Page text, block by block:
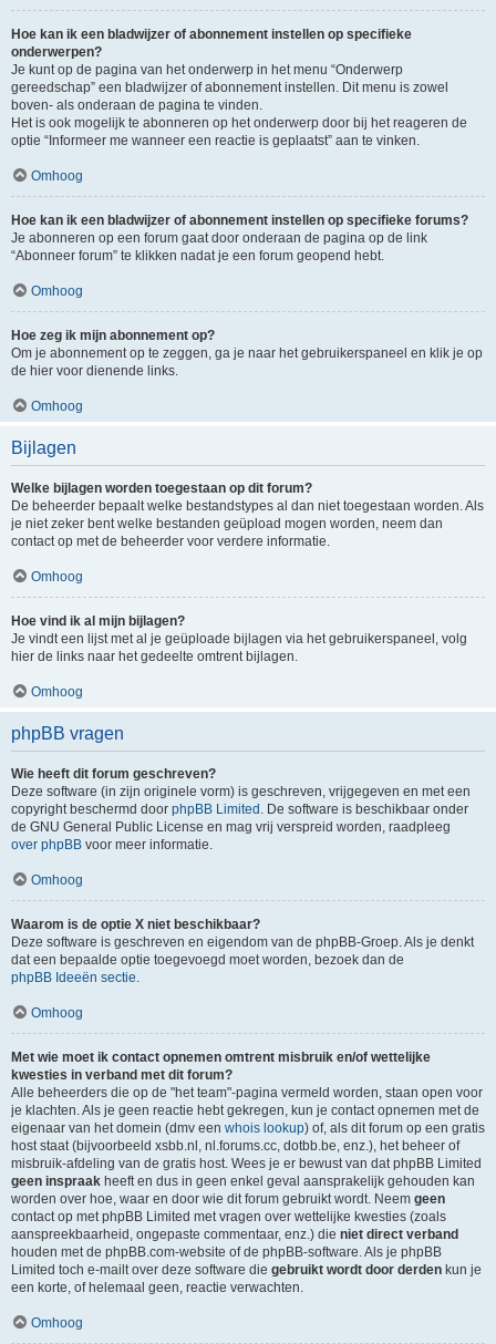
Hoe kan ik een bladwijzer of abonnement instellen op specifieke
onderwerpen?
Je kunt op de pagina van het onderwerp in het menu “Onderwerp
gereedschap” een bladwijzer of abonnement instellen. Dit menu is zowel
boven- als onderaan de pagina te vinden.
Het is ook mogelijk te abonneren op het onderwerp door bij het reageren de
optie “Informeer me wanneer een reactie is geplaatst” aan te vinken.
Omhoog
Hoe kan ik een bladwijzer of abonnement instellen op specifieke forums?
Je abonneren op een forum gaat door onderaan de pagina op de link
“Abonneer forum” te klikken nadat je een forum geopend hebt.
Omhoog
Hoe zeg ik mijn abonnement op?
Om je abonnement op te zeggen, ga je naar het gebruikerspaneel en klik je op
de hier voor dienende links.
Omhoog
Bijlagen
Welke bijlagen worden toegestaan op dit forum?
De beheerder bepaalt welke bestandstypes al dan niet toegestaan worden. Als
je niet zeker bent welke bestanden geüpload mogen worden, neem dan
contact op met de beheerder voor verdere informatie.
Omhoog
Hoe vind ik al mijn bijlagen?
Je vindt een lijst met al je geüploade bijlagen via het gebruikerspaneel, volg
hier de links naar het gedeelte omtrent bijlagen.
Omhoog
phpBB vragen
Wie heeft dit forum geschreven?
Deze software (in zijn originele vorm) is geschreven, vrijgegeven en met een
copyright beschermd door phpBB Limited . De software is beschikbaar onder
de GNU General Public License en mag vrij verspreid worden, raadpleeg
over phpBB voor meer informatie.
Omhoog
Waarom is de optie X niet beschikbaar?
Deze software is geschreven en eigendom van de phpBB-Groep. Als je denkt
dat een bepaalde optie toegevoegd moet worden, bezoek dan de
phpBB Ideeën sectie.
Omhoog
Met wie moet ik contact opnemen omtrent misbruik en/of wettelijke
kwesties in verband met dit forum?
Alle beheerders die op de "het team"-pagina vermeld worden, staan open voor
je klachten. Als je geen reactie hebt gekregen, kun je contact opnemen met de
eigenaar van het domein (dmv een whois lookup) of, als dit forum op een gratis
host staat (bijvoorbeeld xsbb.nl, nl.forums.cc, dotbb.be, enz.), het beheer of
misbruik-afdeling van de gratis host. Wees je er bewust van dat phpBB Limited
geen inspraak heeft en dus in geen enkel geval aansprakelijk gehouden kan
worden over hoe, waar en door wie dit forum gebruikt wordt. Neem geen
contact op met phpBB Limited met vragen over wettelijke kwesties (zoals
aanspreekbaarheid, ongepaste commentaar, enz.) die niet direct verband
houden met de phpBB.com-website of de phpBB-software. Als je phpBB
Limited toch e-mailt over deze software die gebruikt wordt door derden kun je
een korte, of helemaal geen, reactie verwachten.
Omhoog